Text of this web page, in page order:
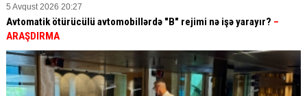
5 Avqust 2026 20:27
Avtomatik ötürücülü avtomobillərdə "B" rejimi nə işə yarayır? –
ARAŞDIRMA